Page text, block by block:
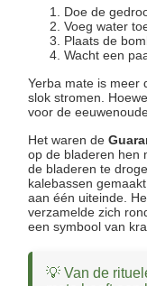
Doe de
Voeg water
Plaats de
Wacht een
Yerba mate is meer
slok stromen.
voor de
Het waren de
op de bladeren hen
de bladeren te
kalebassen
aan één uiteinde.
verzamelde zich
een symbool van
💡 Van de